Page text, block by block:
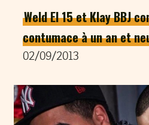
Weld El 15 et Klay BBJ
contumace à un an et
02/09/2013